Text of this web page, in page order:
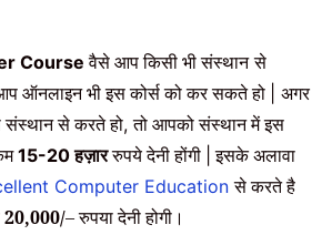
Courseवैसे आप किसी भी संस्थान से
ऑनलाइन भी इस कोर्स को कर सकते हो
अगर
संस्थान से करते हो,तो आपको संस्थान में इस
15-20हज़ाररुपये देनी होंगी इसके अलावा
Computer Educationसे करते है
20,000/– रुपया देनी होगी।